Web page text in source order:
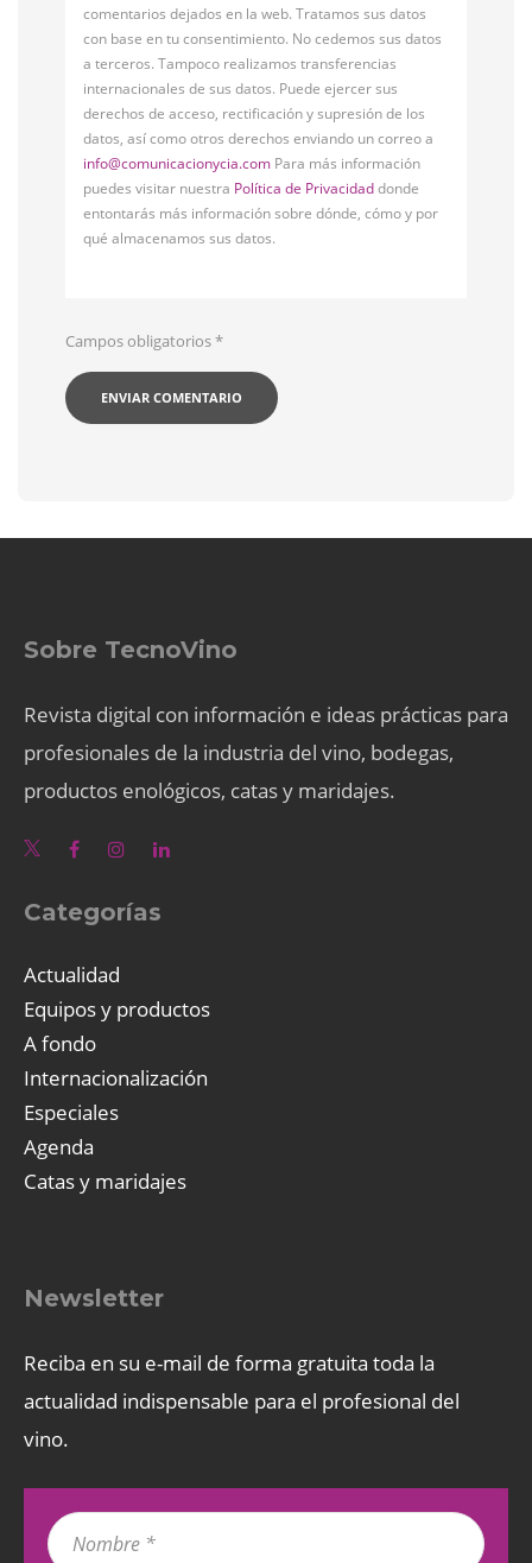
comentarios dejados en la web. Tratamos sus datos
con base en tu consentimiento. No cedemos sus datos
a terceros. Tampoco realizamos transferencias
internacionales de sus datos. Puede ejercer sus
derechos de acceso, rectificación y supresión de los
datos, así como otros derechos enviando un correo a
info@comunicacionycia.com Para más información
puedes visitar nuestra Política de Privacidaddonde
entontarás más información sobre dónde, cómo y por
qué almacenamos sus datos.
Campos obligatorios*
Sobre TecnoVino
Revista digital con información e ideas prácticas para
profesionales de la industria del vino, bodegas,
productos enológicos, catas y maridajes.
Categorías
Actualidad
Equipos y productos
A fondo
Internacionalización
Especiales
Agenda
Catas y maridajes
Newsletter
Reciba en su e-mail de forma gratuita toda la
actualidad indispensable para el profesional del
vino.